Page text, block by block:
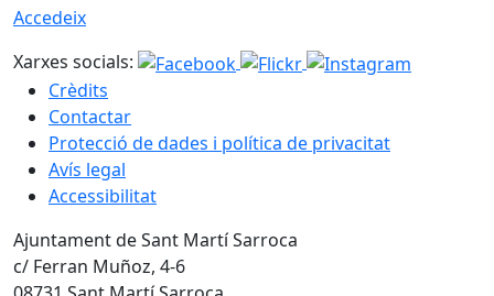
Accedeix
Xarxes socials:
Crèdits
Contactar
Protecció de dades i política de privacitat
Avís legal
Accessibilitat
Ajuntament de Sant Martí Sarroca
c/ Ferran Muñoz, 4-6